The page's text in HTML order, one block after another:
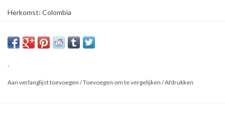
Herkomst: Colombia
Maat: M
.
Aan verlanglijst toevoegen /Toevoegen om te vergelijken /Afdrukken